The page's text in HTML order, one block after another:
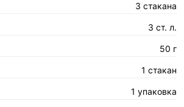
3 стакана
3 ст. л.
50 г
1 стакан
1 упаковка